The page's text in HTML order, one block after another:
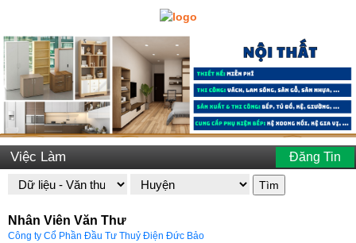
Việc Làm Đăng Tin
Tìm
Nhân Viên Văn Thư
Công ty Cổ Phần Đầu Tư Thuỷ Điện Đức Bảo